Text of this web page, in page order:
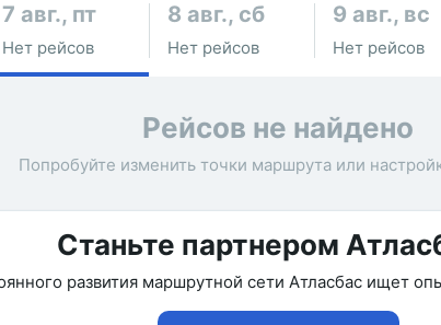
7 авг., пт
Нет рейсов
8 авг., сб
Нет рейсов
9 авг., вс
Нет рейсов
Рейсов не найдено
Попробуйте изменить точки маршрута или
Станьте партнером
развития маршрутной сети Атласбас ищет